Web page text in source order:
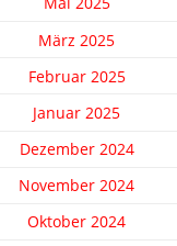
März 2025
Februar 2025
Januar 2025
Dezember 2024
November 2024
Oktober 2024